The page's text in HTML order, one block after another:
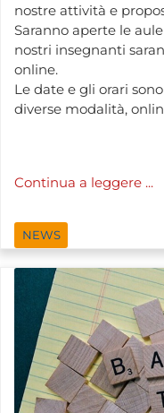
nostre attività e
Saranno aperte le
nostri insegnanti
online.
Le date e gli orari
diverse modalità,
Continua a leggere ...
NEWS